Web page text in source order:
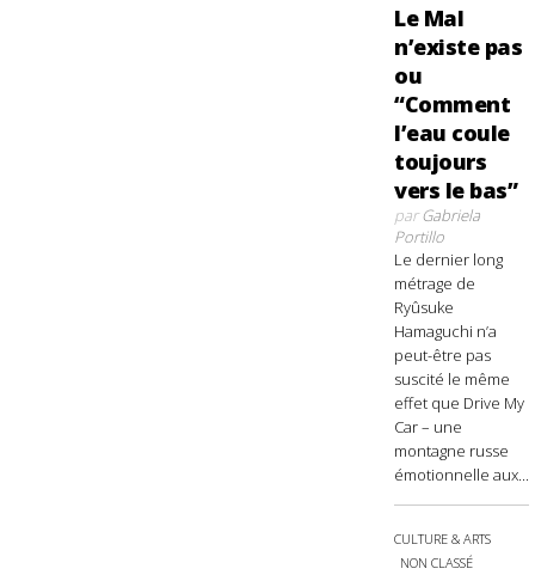
Le Mal
n’existe pas
ou
“Comment
l’eau coule
toujours
vers le bas”
parGabriela
Portillo
Le dernier long
métrage de
Ryûsuke
Hamaguchi n’a
peut-être pas
suscité le même
effet que Drive My
Car – une
montagne russe
émotionnelle aux...
CULTURE & ARTS
NON CLASSÉ